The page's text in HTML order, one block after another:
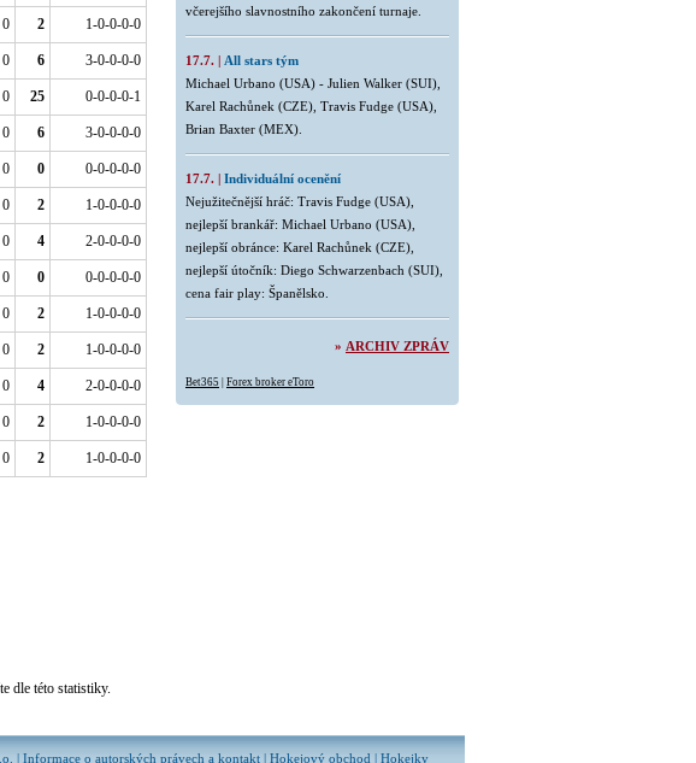
0 2 1-0-0-0-0
0 6 3-0-0-0-0
0 25 0-0-0-0-1
0 6 3-0-0-0-0
0 0 0-0-0-0-0
0 2 1-0-0-0-0
0 4 2-0-0-0-0
0 0 0-0-0-0-0
0 2 1-0-0-0-0
0 2 1-0-0-0-0
0 4 2-0-0-0-0
0 2 1-0-0-0-0
0 2 1-0-0-0-0
dle této statistiky.
včerejšího slavnostního zakončení turnaje.
17.7. | All stars tým
Michael Urbano (USA) - Julien Walker (SUI),
Karel Rachůnek (CZE), Travis Fudge (USA),
Brian Baxter (MEX).
17.7. | Individuální ocenění
Nejužitečnější hráč: Travis Fudge (USA),
nejlepší brankář: Michael Urbano (USA),
nejlepší obránce: Karel Rachůnek (CZE),
nejlepší útočník: Diego Schwarzenbach (SUI),
cena fair play: Španělsko.
» ARCHIV ZPRÁV
Bet365 Forex broker eToro
| Informace o autorských právech a kontakt | Hokejový obchod | Hokejky